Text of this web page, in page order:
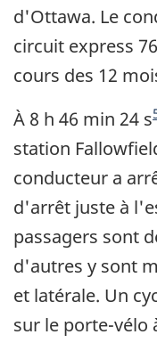
d'Ottawa. Le
circuit express
cours des 12
À 8 h 46 min 24 s
station
conducteur a
d'arrêt juste à
passagers sont
d'autres y sont
et latérale. Un
sur le porte-vélo